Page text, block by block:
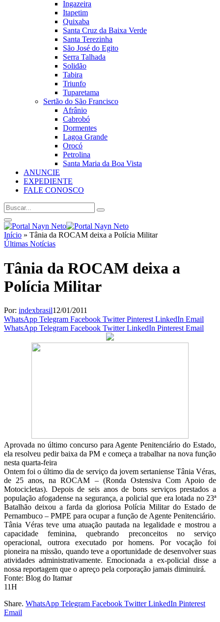
Ingazeira
Itapetim
Quixaba
Santa Cruz da Baixa Verde
Santa Terezinha
São José do Egito
Serra Talhada
Solidão
Tabira
Triunfo
Tuparetama
Sertão do São Francisco
Afrânio
Cabrobó
Dormentes
Lagoa Grande
Orocó
Petrolina
Santa Maria da Boa Vista
ANUNCIE
EXPEDIENTE
FALE CONOSCO
Início » Tânia da ROCAM deixa a Polícia Militar
Últimas Notícias
Tânia da ROCAM deixa a
Polícia Militar
Por: indexbrasil12/01/2011
WhatsApp Telegram Facebook Twitter Pinterest LinkedIn Email
WhatsApp Telegram Facebook Twitter LinkedIn Pinterest Email
Aprovada no último concurso para Agente Penitenciário do Estado,
ela resolveu pedir baixa da PM e começa a trabalhar na nova função
nesta quarta-feira
Ontem foi o último dia de serviço da jovem sertaniense Tânia Véras,
de 25 anos, na ROCAM – (Ronda Ostensiva Com Apoio de
Motocicletas). Depois de seis anos de bons serviços prestados a
população afogadense na segurança, a policial que era lotada no 23ª
Batalhão deixou a farda da gloriosa Polícia Militar do Estado de
Pernambuco – PMPE para ocupar a função de Agente Penitenciário.
Tânia Véras teve uma atuação pautada na legalidade e mostrou a
capacidade feminina, quebrando preconceitos no serviço
operacional, outrora executado por homens. Por vocação foi
pioneira na missão, quando teve a oportunidade de desenvolver suas
atividades administrativamente. Emocionada a ex-policial disse a
nossa reportagem que o apreço pela corporação jamais diminuirá.
Fonte: Blog do Itamar
11H
Share. WhatsApp Telegram Facebook Twitter LinkedIn Pinterest
Email